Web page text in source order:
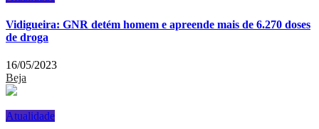
Vidigueira: GNR detém homem e apreende mais de 6.270 doses
de droga
16/05/2023
Beja
Atualidade